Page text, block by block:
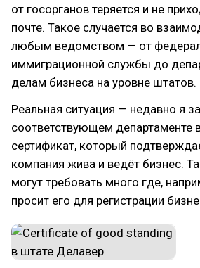
от госорганов теряется и не
почте. Такое случается во
любым ведомством — от
иммиграционной службы до
делам бизнеса на уровне штатов.
Реальная ситуация — недавно я
соответствующем департаменте
сертификат, который
компания жива и ведёт бизнес.
могут требовать много где,
просит его для регистрации